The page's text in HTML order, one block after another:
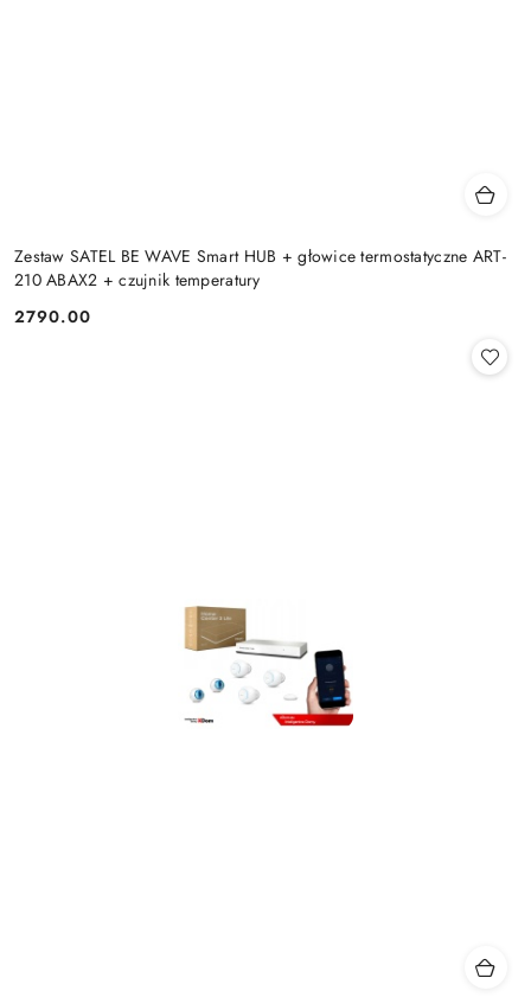
Zestaw SATEL BE WAVE Smart HUB + głowice termostatyczne ART-
210 ABAX2 + czujnik temperatury
Cena:
2790.00